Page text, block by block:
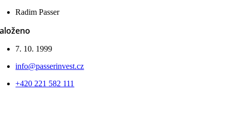
Radim Passer
7. 10. 1999
info@passerinvest.cz
+420 221 582 111